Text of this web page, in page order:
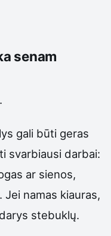
senam
gali būti geras
svarbiausi darbai:
ar sienos,
namas kiauras,
stebuklų.